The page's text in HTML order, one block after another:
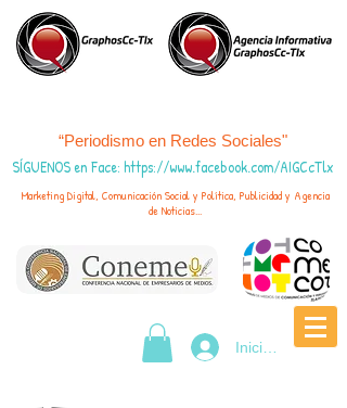
“Periodismo en Redes Sociales"
SÍGUENOS en Face: https://www.facebook.com/AIGCcTlx
Marketing Digital, Comunicación Social y Política, Publicidad y Agencia
de Noticias...
Iniciar sesión